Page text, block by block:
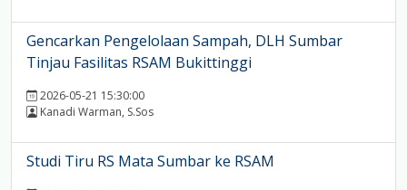
Gencarkan Pengelolaan Sampah, DLH Sumbar
Tinjau Fasilitas RSAM Bukittinggi
2026-05-21 15:30:00
Kanadi Warman, S.Sos
Studi Tiru RS Mata Sumbar ke RSAM